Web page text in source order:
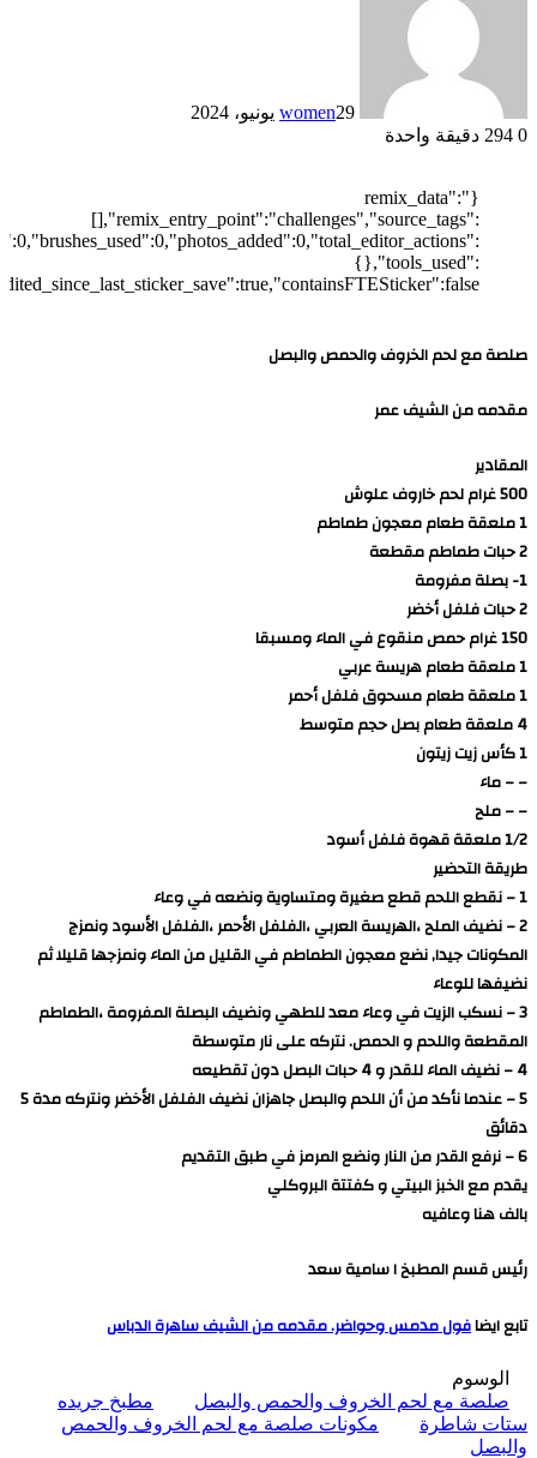
women29 يونيو، 2024
0
دقيقة واحدة
{"remix_data":
[],"remix_entry_point":"challenges","source_tags":
{},"tools_used":
صلصة مع لحم الخروف والحمص والبصل
مقدمه من الشيف عمر
المقادير
500 غرام لحم خاروف علوش
1 ملعقة طعام معجون طماطم
2 حبات طماطم مقطعة
1- بصلة مفرومة
2 حبات فلفل أخضر
150 غرام حمص منقوع في الماء ومسبقا
1 ملعقة طعام هريسة عربي
1 ملعقة طعام مسحوق فلفل أحمر
4 ملعقة طعام بصل حجم متوسط
1 كأس زيت زيتون
– – ماء
– – ملح
1/2 ملعقة قهوة فلفل أسود
طريقة التحضير
1 – نقطع اللحم قطع صغيرة ومتساوية ونضعه في وعاء
2 – نضيف الملح ،الهريسة العربي ،الفلفل الأحمر ،الفلفل الأسود ونمزج
المكونات جيدا, نضع معجون الطماطم في القليل من الماء ونمزجها قليلا ثم
نضيفها للوعاء
3 – نسكب الزيت في وعاء معد للطهي ونضيف البصلة المفرومة ،الطماطم
المقطعة واللحم و الحمص. نتركه على نار متوسطة
4 – نضيف الماء للقدر و 4 حبات البصل دون تقطيعه
5 – عندما نأكد من أن اللحم والبصل جاهزان نضيف الفلفل الأخضر ونتركه مدة 5
دقائق
6 – نرفع القدر من النار ونضع المرمز في طبق التقديم
يقدم مع الخبز البيتي و كفتتة البروكلي
بالف هنا وعافيه
رئيس قسم المطبخ ا سامية سعد
تابع ايضافول مدمس وحواضر. مقدمه من الشيف ساهرة الدباس
الوسوم
صلصة مع لحم الخروف والحمص والبصل
مطبخ جريده
ستات شاطرة
مكونات صلصة مع لحم الخروف والحمص
والبصل